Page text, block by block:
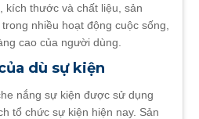
kích thước và chất liệu, sản
nhiều hoạt động cuộc sống,
cao của người dùng.
dù sự kiện
nắng sự kiện được sử dụng
tổ chức sự kiện hiện nay. Sản